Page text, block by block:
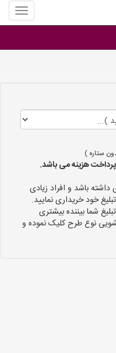
منوی
سایت
سال
ستاره )
هزینه می باشد.
داشته باشد و افراد زیادی
خود خریداری نمایید.
شما بیننده بیشتری
نوع طرح کلیک نموده و